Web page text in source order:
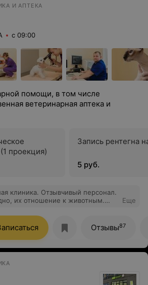
И АПТЕКА
с 09:00
помощи, в том числе
ветеринарная аптека и
проекция)
Запись рентегна
5 руб.
клиника. Отзывчивый персонал.
их отношение к животным.
Еще
Отзывы87